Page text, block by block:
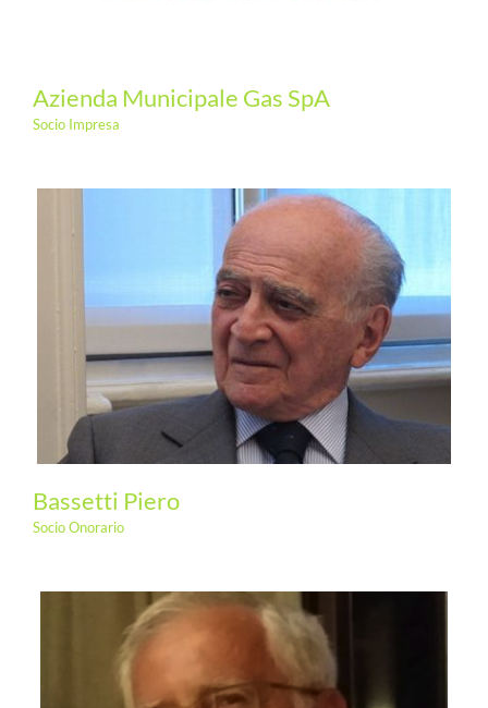
Azienda Municipale Gas SpA
Socio Impresa
Bassetti Piero
Socio Onorario